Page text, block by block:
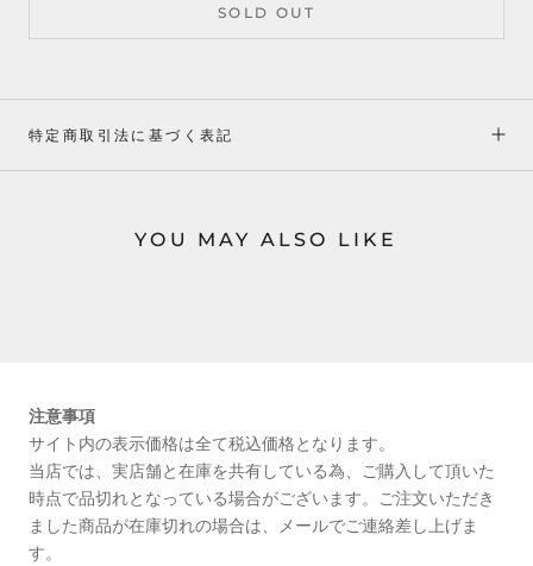
SOLD OUT
特定商取引法に基づく表記
YOU MAY ALSO LIKE
注意事項
サイト内の表示価格は全て税込価格となります。
当店では、実店舗と在庫を共有している為、ご購入して頂いた
時点で品切れとなっている場合がございます。ご注文いただき
ました商品が在庫切れの場合は、メールでご連絡差し上げま
す。